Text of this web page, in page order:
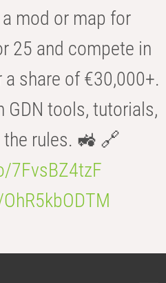
mod or map for
25 and compete in
share of €30,000+.
GDN tools, tutorials,
the rules. 🚜 🔗
7FvsBZ4tzF